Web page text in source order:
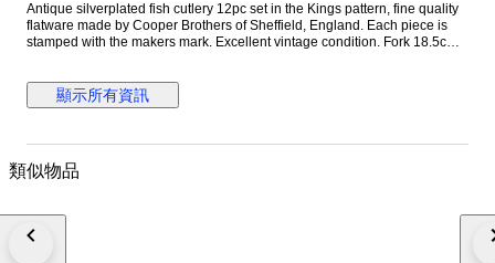
Antique silverplated fish cutlery 12pc set in the Kings pattern, fine quality
flatware made by Cooper Brothers of Sheffield, England. Each piece is
stamped with the makers mark. Excellent vintage condition. Fork 18.5cm,
phone number) is shared with the courier. This allows customs officials or
the courier service to contact the buyer directly if necessary. Shipping
items by visiting the seller's profile under 'Timelesscollections'.
顯示所有資訊
類似物品